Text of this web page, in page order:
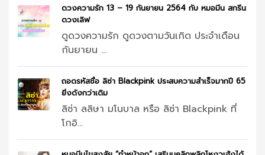
ดวงความรัก 13 – 19 กันยายน 2564 กับ หมอมีน สกรีน
ดวงเลิฟ
ดูดวงความรัก ดูดวงตามวันเกิด ประจำเดือน
กันยายน ...
ถอดรหัสชื่อ ลิซ่า Blackpink ประสบความสำเร็จมากปี 65
ยิ่งดังกว่าเดิม
ลิซ่า ลลิษา มโนบาล หรือ ลิซ่า Blackpink ที่
โกอิ...